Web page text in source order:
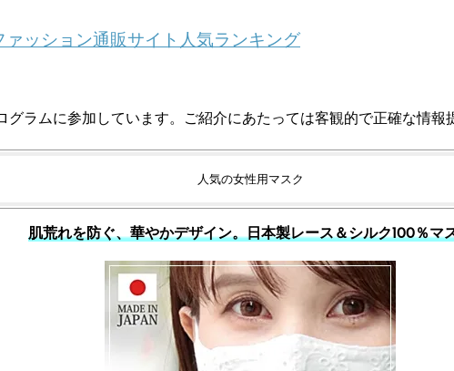
ッション通販サイト人気ランキング
ラムに参加しています。ご紹介にあたっては客観的で正確な情報
人気の女性用マスク
肌荒れを防ぐ、華やかデザイン。日本製レース＆シルク100％マ